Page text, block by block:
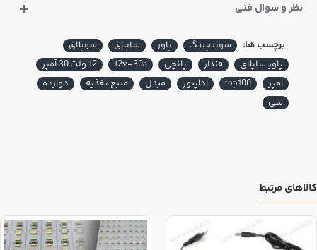
اقلام می تواند تاثیر بسزایی در کیفیت محصول نهایی داشته باشد
مجموعه دچار اشکال میگردد. بنابراین لازم است هنگام تهیه کالا
به کیفیت این قطعات و همچنین نحوه مونتاژ آنها دقت فرمایید
عموما این آداپتورها بصورتهای ذیل در بازار ارائه میگردد:
آداپتورهای رودیواری - در این مدل، برد الکترونیکی در
میگیرد و سیم خروجی آن قابلیت اتصال به مادگی را
داراست
نظر و سوال فنی
برچسب ها: سوییچینگ پاور ساپلای
سوپلای
پاور ساپلای
فندار پانچی 12v-30a
12 ولت 30 آمپر
امپر
top100 اداپتور مبدل منبع تغذیه
دوازده
سی
کالاهای مرتبط